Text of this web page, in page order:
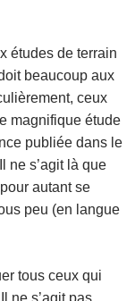
études de terrain
beaucoup aux
ceux
magnifique étude
publiée dans le
ne s’agit là que
autant se
peu (en langue
tous ceux qui
ne s’agit pas